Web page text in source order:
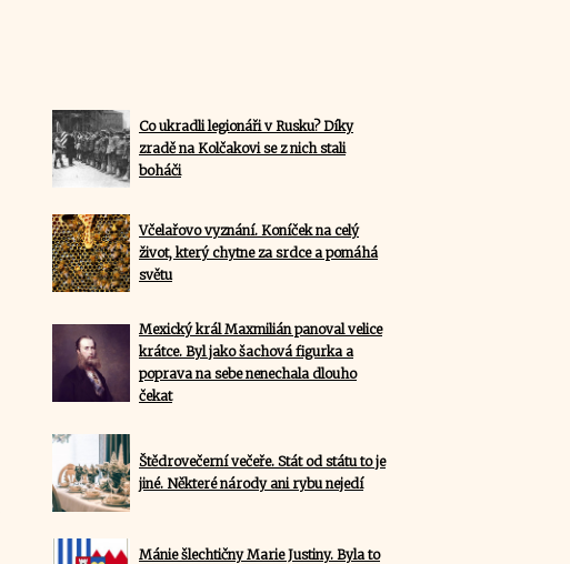
Co ukradli legionáři v Rusku? Díky
zradě na Kolčakovi se z nich stali
boháči
Včelařovo vyznání. Koníček na celý
život, který chytne za srdce a pomáhá
světu
Mexický král Maxmilián panoval velice
krátce. Byl jako šachová figurka a
poprava na sebe nenechala dlouho
čekat
Štědrovečerní večeře. Stát od státu to je
jiné. Některé národy ani rybu nejedí
Mánie šlechtičny Marie Justiny. Byla to